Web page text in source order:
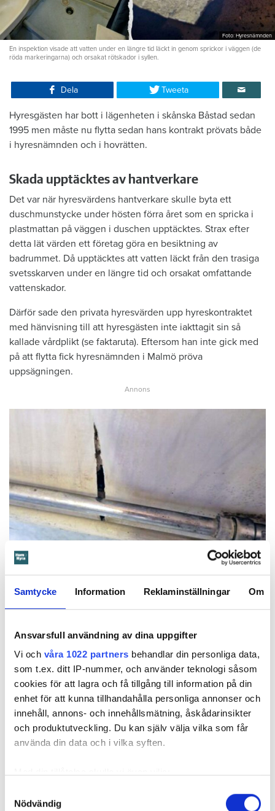
Samtycke Information Reklaminställningar Om
Ansvarsfull användning av dina uppgifter
Vi och våra 1022 partners behandlar din personliga data,
som t.ex. ditt IP-nummer, och använder teknologi såsom
cookies för att lagra och få tillgång till information på din
enhet för att kunna tillhandahålla personliga annonser och
innehåll, annons- och innehållsmätning, åskådarinsikter
och produktutveckling. Du kan själv välja vilka som får
använda din data och i vilka syften.
som kan ha en noggrannhet på upp till flera meter
Nödvändig
Foto: Hyresnämnden
En inspektion visade att vatten under en längre tid läckt in genom sprickor i väggen (de
röda markeringarna) och orsakat rötskador i syllen.
Dela Tweeta
Hyresgästen har bott i lägenheten i skånska Båstad sedan
1995 men måste nu flytta sedan hans kontrakt prövats både
i hyresnämnden och i hovrätten.
Skada upptäcktes av hantverkare
Det var när hyresvärdens hantverkare skulle byta ett
duschmunstycke under hösten förra året som en spricka i
plastmattan på väggen i duschen upptäcktes. Strax efter
detta lät värden ett företag göra en besiktning av
badrummet. Då upptäcktes att vatten läckt från den trasiga
svetsskarven under en längre tid och orsakat omfattande
vattenskador.
Därför sade den privata hyresvärden upp hyreskontraktet
med hänvisning till att hyresgästen inte iakttagit sin så
kallade vårdplikt (se faktaruta). Eftersom han inte gick med
på att flytta fick hyresnämnden i Malmö pröva
uppsägningen.
Foto: Hyresnämnden
Foto: Hyresnämnden
Hyresgästen borde ha upptäckt och larmat om glipan i duschväggen, menar
underhåll av badrummet, och att det är anledningen till att
sprickan har kunnat uppstå. Sprickan var heller inte så lätt
att upptäcka, menar han.
Tyckte inte renovering var nödvändig
Värden har en annan uppfattning, och påpekar att företaget
redan 2024 vände sig till hyresgästen med ett erbjudande
om att renovera hela lägenheten. Men då svarade
skick, och att det inte fanns behov av någon renovering.
skadorna inte blivit lika omfattande och dyra att åtgärda,